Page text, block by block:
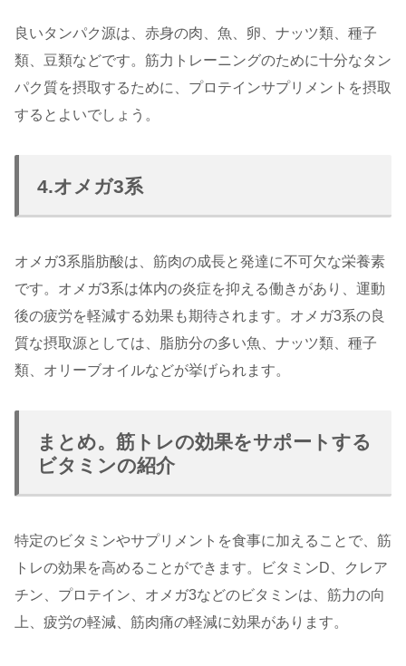
良いタンパク源は、赤身の肉、魚、卵、ナッツ類、種子
類、豆類などです。筋力トレーニングのために十分なタン
パク質を摂取するために、プロテインサプリメントを摂取
するとよいでしょう。
4.オメガ3系
オメガ3系脂肪酸は、筋肉の成長と発達に不可欠な栄養素
です。オメガ3系は体内の炎症を抑える働きがあり、運動
後の疲労を軽減する効果も期待されます。オメガ3系の良
質な摂取源としては、脂肪分の多い魚、ナッツ類、種子
類、オリーブオイルなどが挙げられます。
まとめ。筋トレの効果をサポートする
ビタミンの紹介
特定のビタミンやサプリメントを食事に加えることで、筋
トレの効果を高めることができます。ビタミンD、クレア
チン、プロテイン、オメガ3などのビタミンは、筋力の向
上、疲労の軽減、筋肉痛の軽減に効果があります。